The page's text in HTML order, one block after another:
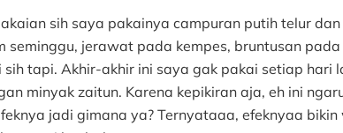
sih saya pakainya campuran putih telur
seminggu, jerawat pada kempes, bruntusan pada
tapi. Akhir-akhir ini saya gak pakai setiap hari
minyak zaitun. Karena kepikiran aja, eh ini
jadi gimana ya? Ternyataaa, efeknyaa